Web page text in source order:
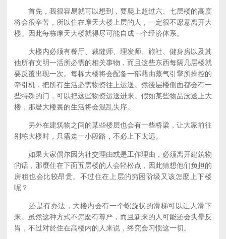
首先，我很容易就可以想到，要爬上超过六、七层楼的高度
将会很辛苦，所以住在摩天大楼上层的人，一定很不愿意离开大
楼。因此每栋摩天大楼就得尽可能自成一个经济体系。
大楼内必须有餐厅、裁缝师、理发师、旅社、健身房以及其
他所有文明一活所必需的相关事物，而且这些东西每隔几层楼就
要反覆出现一次。每栋大楼将会配备一部藉由蒸气引擎所操控的
牵引机，把所有生活必需物资往上运送。然後层楼侧面都会有一
些特殊的门，可以把这些物资运送进来。假如某些物品没送上大
楼，那麼大楼裏的生活将会混乱失序。
另外在建筑物之间的某些楼层也会有一些桥梁，让大家前往
别栋大楼时，只需走一小段路，不必上下太远。
如果大家偶尔因为社交理由或是工作理由，必须离开建筑物
的话，那麼住在下面五层楼的人会轻松点，因此猜想他们负担的
房租也会比较昂贵。不过住在上层的穷困阶级又该怎麼上下楼
呢？
还是有办法，大楼内会有一个螺旋状的滑梯可以让人滑下
来。虽然这种方式不怎麼有尊严，而且新来的人可能还会头晕反
胃，不过对於住在高楼内的人来说，终究会习惯这一切。